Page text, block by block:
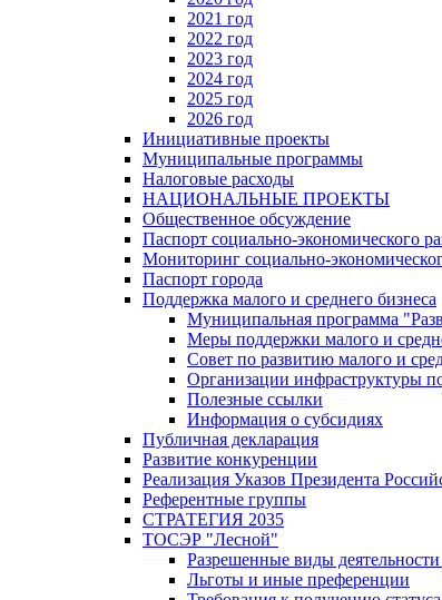
2021 год
2022 год
2023 год
2024 год
2025 год
2026 год
Инициативные проекты
Муниципальные программы
Налоговые расходы
НАЦИОНАЛЬНЫЕ ПРОЕКТЫ
Общественное обсуждение
Паспорт социально-экономического
Мониторинг социально-
Паспорт города
Поддержка малого и среднего бизнеса
Муниципальная программа
Меры поддержки малого и
Совет по развитию малого и
Организации инфраструктуры
Полезные ссылки
Информация о субсидиях
Публичная декларация
Развитие конкуренции
Реализация Указов Президента
Референтные группы
СТРАТЕГИЯ 2035
ТОСЭР "Лесной"
Разрешенные виды
Льготы и иные преференции